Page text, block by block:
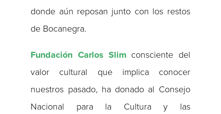
donde aún reposan junto con los restos
de Bocanegra.
Fundación Carlos Slim consciente del
valor cultural que implica conocer
nuestros pasado, ha donado al Consejo
Nacional para la Cultura y las